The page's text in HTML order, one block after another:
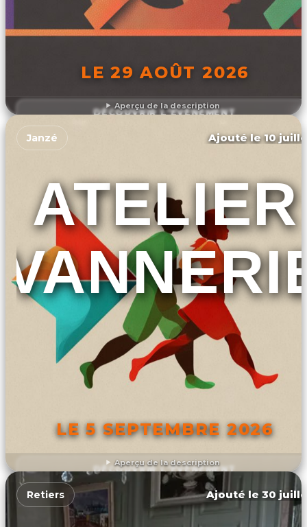
Aperçu de la description
LE 29 AOÛT 2026
DÉCOUVRIR L'ÉVÉNEMENT
Aperçu de la description
Janzé Ajouté le 10
ATELIER
LE 5 SEPTEMBRE 2026
DÉCOUVRIR L'ÉVÉNEMENT
Retiers Ajouté le 30